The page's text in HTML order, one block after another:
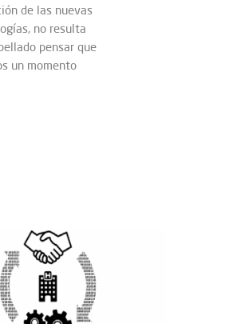
de las nuevas
no resulta
pensar que
un momento